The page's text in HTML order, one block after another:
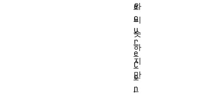
와
비
슷
하
지
만
,
e
c
u
r
e
C
o
n